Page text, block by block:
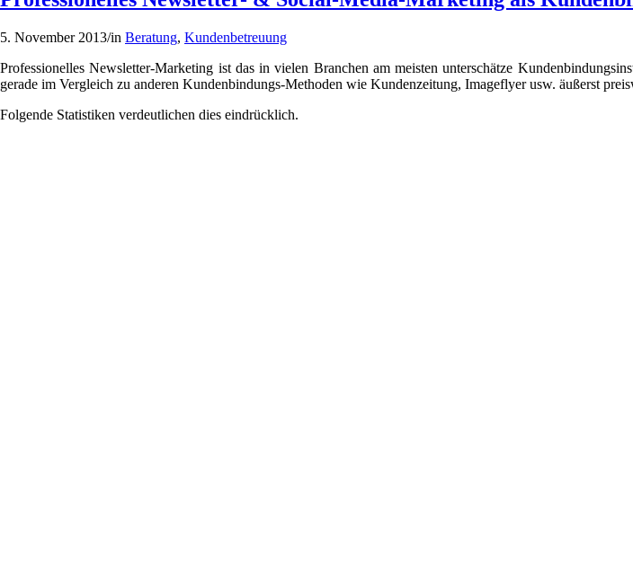
5. November 2013/in Beratung, Kundenbetreuung
Professionelles Newsletter-Marketing ist das in vielen Branchen am meisten unterschätze
gerade im Vergleich zu anderen Kundenbindungs-Methoden wie Kundenzeitung, Imageflyer usw. äußerst
Folgende Statistiken verdeutlichen dies eindrücklich.